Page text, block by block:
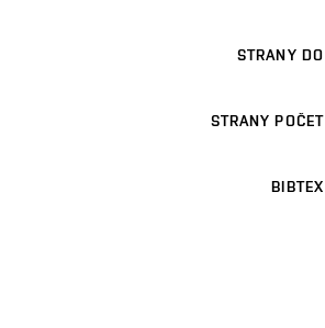
STRANY DO
STRANY POČET
BIBTEX